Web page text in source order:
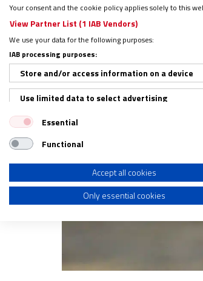
Your consent and the cookie policy applies solely to this
View Partner List (1 IAB Vendors)
We use your data for the following purposes:
IAB processing purposes:
Store and/or access information on a device
Use limited data to select advertising
Create profiles for personalised advertising
Use profiles to select personalised advertising
Create profiles to personalise content
Use profiles to select personalised content
Measure advertising performance
Understand audiences through statistics or
Essential
Functional
Accept all cookies
Only essential cookies